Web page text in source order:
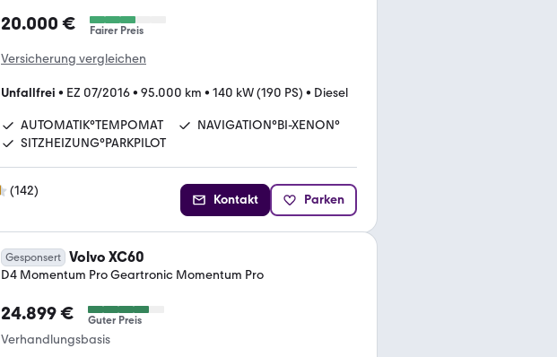
20.000 € Fairer Preis
Versicherung vergleichen
Unfallfrei • EZ 07/2016• 95.000 km • 140 kW (190 PS) • Diesel
AUTOMATIK°TEMPOMAT
NAVIGATION°BI-XENON°
SITZHEIZUNG°PARKPILOT
(142)
Kontakt Parken
Gesponsert Volvo XC60
D4 Momentum Pro Geartronic Momentum Pro
24.899 € Guter Preis
Verhandlungsbasis